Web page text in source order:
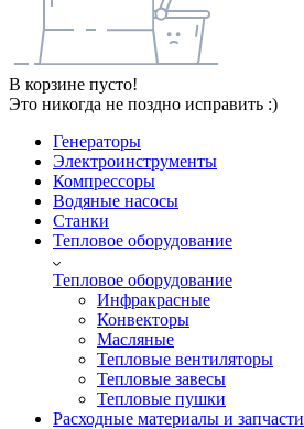
В корзине пусто!
Это никогда не поздно исправить :)
Генераторы
Электроинструменты
Компрессоры
Водяные насосы
Станки
Тепловое оборудование
Тепловое оборудование
Инфракрасные
Конвекторы
Масляные
Тепловые вентиляторы
Тепловые завесы
Тепловые пушки
Расходные материалы и запчасти